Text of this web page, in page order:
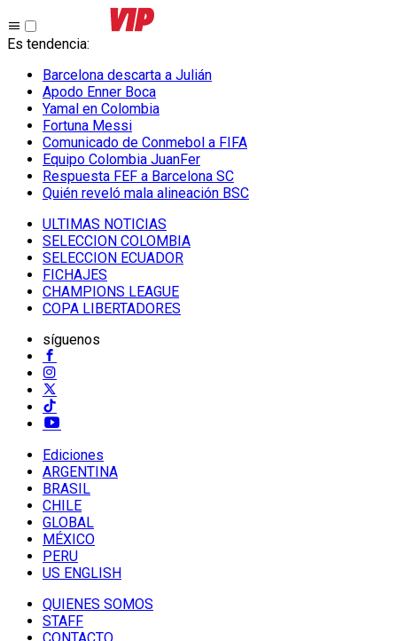
Es tendencia:
Barcelona descarta a Julián
Apodo Enner Boca
Yamal en Colombia
Fortuna Messi
Comunicado de Conmebol a FIFA
Equipo Colombia JuanFer
Respuesta FEF a Barcelona SC
Quién reveló mala alineación BSC
ULTIMAS NOTICIAS
SELECCION COLOMBIA
SELECCION ECUADOR
FICHAJES
CHAMPIONS LEAGUE
COPA LIBERTADORES
síguenos
Ediciones
ARGENTINA
BRASIL
CHILE
GLOBAL
MÉXICO
PERU
US ENGLISH
QUIENES SOMOS
STAFF